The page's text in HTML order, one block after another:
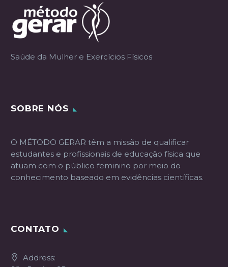
Saúde da Mulher e Exercícios Físicos
SOBRE NÓS
O MÉTODO GERAR têm a missão de qualificar
estudantes e profissionais de educação física que
atuam com o público feminino por meio do
conhecimento baseado em evidências científicas.
CONTATO
Address: